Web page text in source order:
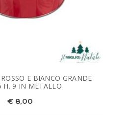
E BIANCO GRANDE
H. 9 IN METALLO
€ 8,00